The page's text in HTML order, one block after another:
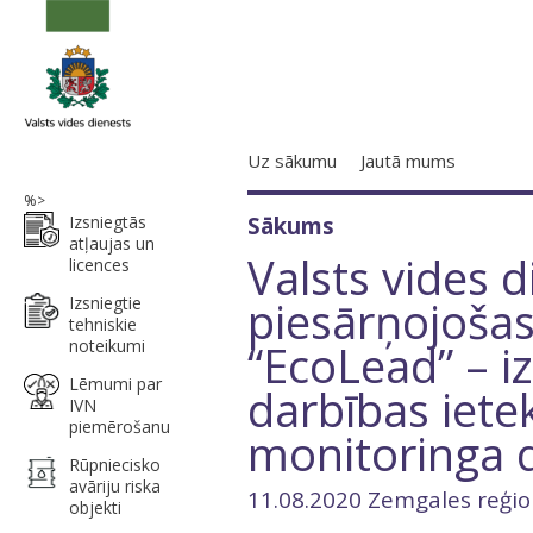
Uz sākumu Jautā mums
%>
Izsniegtās
atļaujas un
licences
Izsniegtie
tehniskie
noteikumi
Lēmumi par
IVN
piemērošanu
Rūpniecisko
avāriju riska
objekti
Sākums
Valsts vides
“EcoLead” –
darbības
monitoringa
11.08.2020 Zemgales